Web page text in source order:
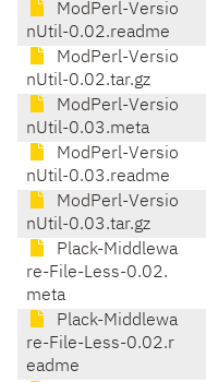
ModPerl-Versio
nUtil-0.02.readme
ModPerl-Versio
nUtil-0.02.tar.gz
ModPerl-Versio
nUtil-0.03.meta
ModPerl-Versio
nUtil-0.03.readme
ModPerl-Versio
nUtil-0.03.tar.gz
Plack-Middlewa
re-File-Less-0.02.
meta
Plack-Middlewa
re-File-Less-0.02.r
eadme